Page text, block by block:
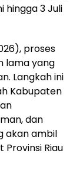
hingga 3 Juli
proses
lama yang
Langkah ini
Kabupaten
dan
akan ambil
Riau